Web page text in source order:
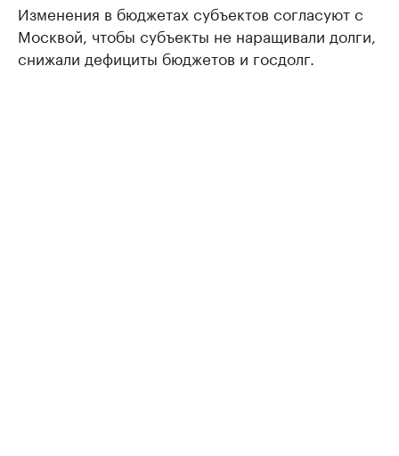
Изменения в бюджетах субъектов согласуют с
Москвой, чтобы субъекты не наращивали долги,
снижали дефициты бюджетов и госдолг.